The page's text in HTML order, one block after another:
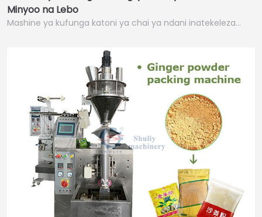
Minyoo na Lebo
Mashine ya kufunga katoni ya chai ya ndani inatekeleza…